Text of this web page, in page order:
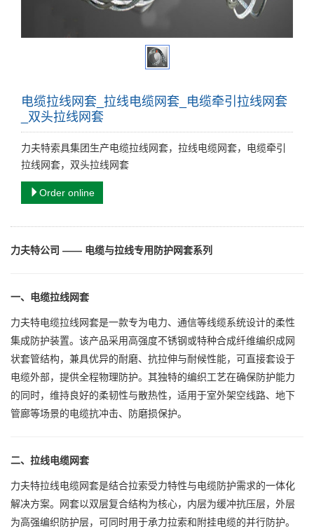
电缆拉线网套_拉线电缆网套_电缆牵引拉线网套
_双头拉线网套
力夫特索具集团生产电缆拉线网套，拉线电缆网套，电缆牵引
拉线网套，双头拉线网套
Order online
力夫特公司 —— 电缆与拉线专用防护网套系列
一、电缆拉线网套
力夫特电缆拉线网套是一款专为电力、通信等线缆系统设计的柔性
集成防护装置。该产品采用高强度不锈钢或特种合成纤维编织成网
状套管结构，兼具优异的耐磨、抗拉伸与耐候性能，可直接套设于
电缆外部，提供全程物理防护。其独特的编织工艺在确保防护能力
的同时，维持良好的柔韧性与散热性，适用于室外架空线路、地下
管廊等场景的电缆抗冲击、防磨损保护。
二、拉线电缆网套
力夫特拉线电缆网套是结合拉索受力特性与电缆防护需求的一体化
解决方案。网套以双层复合结构为核心，内层为缓冲抗压层，外层
为高强编织防护层，可同时用于承力拉索和附挂电缆的并行防护。